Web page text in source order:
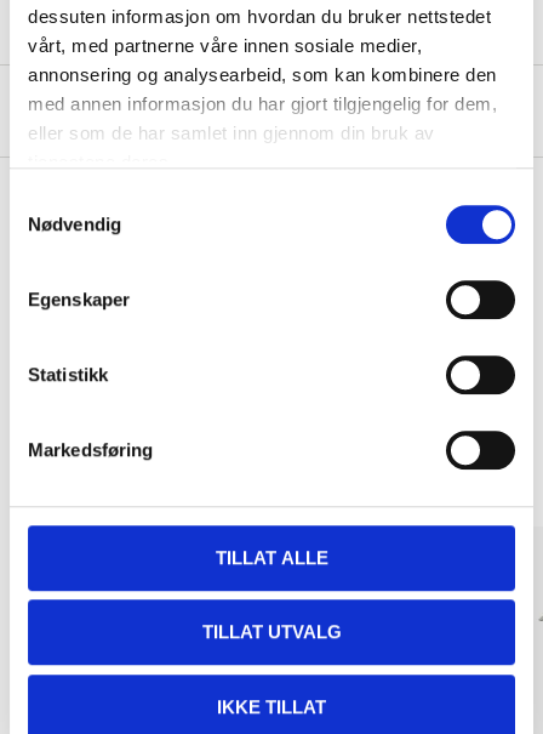
dessuten informasjon om hvordan du bruker nettstedet
vårt, med partnerne våre innen sosiale medier,
annonsering og analysearbeid, som kan kombinere den
med annen informasjon du har gjort tilgjengelig for dem,
eller som de har samlet inn gjennom din bruk av
Nødvendig
Egenskaper
Statistikk
Markedsføring
TILLAT ALLE
TILLAT UTVALG
IKKE TILLAT
About the manufacturer
Other customers also bought